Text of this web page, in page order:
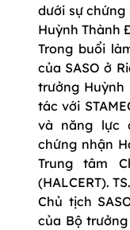
dưới sự chứng
Huỳnh Thành
Trong buổi
của SASO ở
trưởng Huỳnh
tác với
và năng lực
chứng nhận
Trung tâm
(HALCERT).
Chủ tịch
của Bộ